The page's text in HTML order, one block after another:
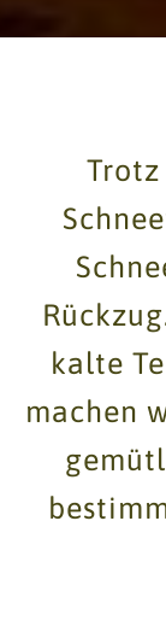
kalte
machen